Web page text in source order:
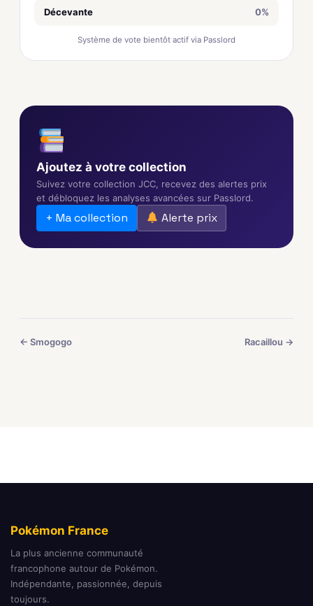
Décevante 0%
Système de vote bientôt actif via Passlord
Ajoutez à votre collection
Suivez votre collection JCC, recevez des alertes prix
et débloquez les analyses avancées sur Passlord.
+ Ma collection Alerte prix
← Smogogo Racaillou →
Pokémon France
La plus ancienne communauté
francophone autour de Pokémon.
Indépendante, passionnée, depuis
toujours.